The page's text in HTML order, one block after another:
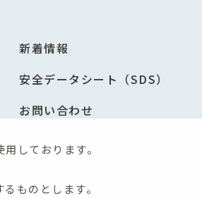
新着情報
安全データシート（SDS）
お問い合わせ
しております。
ものとします。